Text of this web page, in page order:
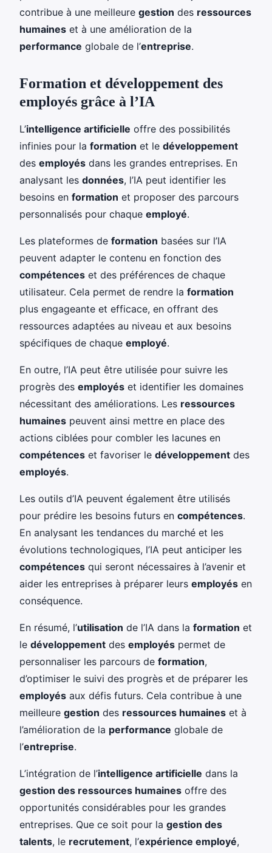
contribue à une meilleure gestion des ressources
humaines et à une amélioration de la
performance globale de l’entreprise.
Formation et développement des
employés grâce à l’IA
L’intelligence artificielle offre des possibilités
infinies pour la formation et le développement
des employés dans les grandes entreprises. En
analysant les données, l’IA peut identifier les
besoins en formation et proposer des parcours
personnalisés pour chaque employé.
Les plateformes de formation basées sur l’IA
peuvent adapter le contenu en fonction des
compétences et des préférences de chaque
utilisateur. Cela permet de rendre la formation
plus engageante et efficace, en offrant des
ressources adaptées au niveau et aux besoins
spécifiques de chaque employé.
En outre, l’IA peut être utilisée pour suivre les
progrès des employés et identifier les domaines
nécessitant des améliorations. Les ressources
humaines peuvent ainsi mettre en place des
actions ciblées pour combler les lacunes en
compétences et favoriser le développement des
employés.
Les outils d’IA peuvent également être utilisés
pour prédire les besoins futurs en compétences.
En analysant les tendances du marché et les
évolutions technologiques, l’IA peut anticiper les
compétences qui seront nécessaires à l’avenir et
aider les entreprises à préparer leurs employés en
conséquence.
En résumé, l’utilisation de l’IA dans la formation et
le développement des employés permet de
personnaliser les parcours de formation,
d’optimiser le suivi des progrès et de préparer les
employés aux défis futurs. Cela contribue à une
meilleure gestion des ressources humaines et à
l’amélioration de la performance globale de
l’entreprise.
L’intégration de l’intelligence artificielle dans la
gestion des ressources humaines offre des
opportunités considérables pour les grandes
entreprises. Que ce soit pour la gestion des
talents, le recrutement, l’expérience employé,